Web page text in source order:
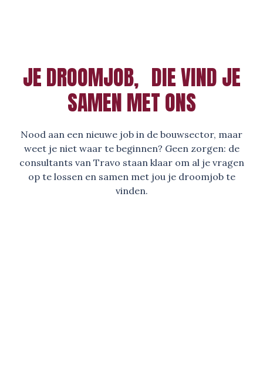
JE DROOMJOB, DIE VIND JE
SAMEN MET ONS
Nood aan een nieuwe job in de bouwsector, maar
weet je niet waar te beginnen? Geen zorgen: de
consultants van Travo staan klaar om al je vragen
op te lossen en samen met jou je droomjob te
vinden.